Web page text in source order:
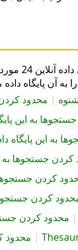
در
آن پایگاه داده
| محدود کردن
به این
به این پایگاه
جستجوها به
کردن جستجوها
کردن
| محدود کردن
| محدود